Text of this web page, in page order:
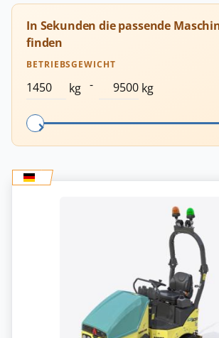
In Sekunden die passende
finden
BETRIEBSGEWICHT
kg - kg